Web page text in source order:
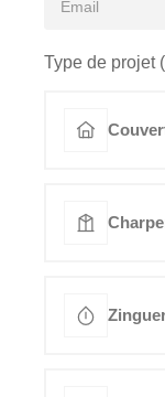
Type de projet